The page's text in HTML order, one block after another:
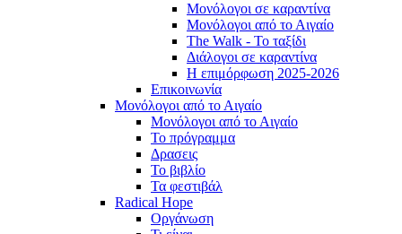
Μονόλογοι σε καραντίνα
Μονόλογοι από το Αιγαίο
The Walk - Το ταξίδι
Διάλογοι σε καραντίνα
Η επιμόρφωση 2025-2026
Επικοινωνία
Μονόλογοι από το Αιγαίο
Μονόλογοι από το Αιγαίο
Το πρόγραμμα
Δρασεις
Το βιβλίο
Τα φεστιβάλ
Radical Hope
Οργάνωση